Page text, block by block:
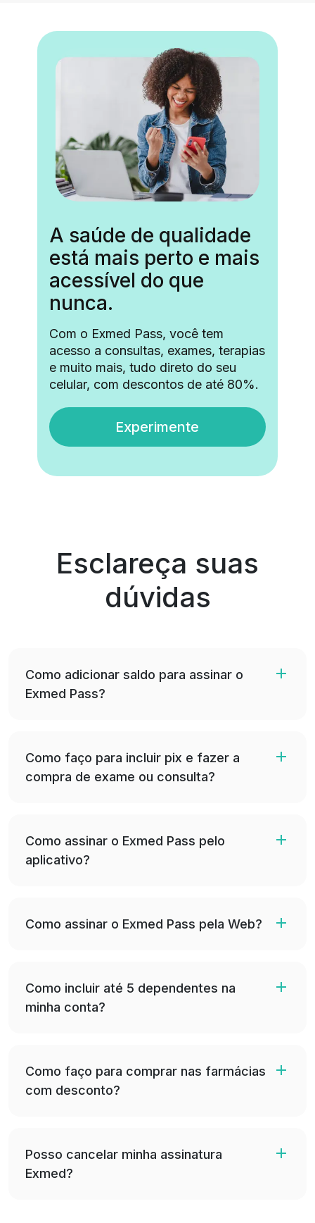
A saúde de qualidade
está mais perto e mais
acessível do que
nunca.
Com o Exmed Pass, você tem
acesso a consultas, exames, terapias
e muito mais, tudo direto do seu
celular, com descontos de até 80%.
Experimente
Esclareça suas
dúvidas
Como adicionar saldo para assinar o
Exmed Pass?
Como faço para incluir pix e fazer a
compra de exame ou consulta?
Como assinar o Exmed Pass pelo
aplicativo?
Como assinar o Exmed Pass pela Web?
Como incluir até 5 dependentes na
minha conta?
Como faço para comprar nas farmácias
com desconto?
Posso cancelar minha assinatura
Exmed?